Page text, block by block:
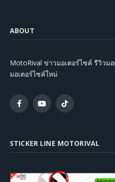
ABOUT
MotoRival ข่าวมอเตอร์ไซค์ รีวิวม
มอเตอร์ไซค์ใหม่
FacebookYouTubeTikTok
STICKER LINE MOTORIVAL